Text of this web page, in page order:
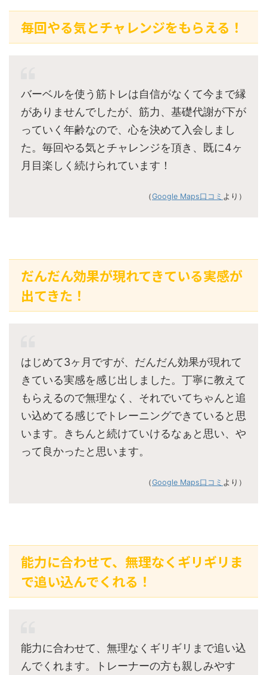
毎回やる気とチャレンジをもらえる！
バーベルを使う筋トレは自信がなくて今まで縁
がありませんでしたが、筋力、基礎代謝が下が
っていく年齢なので、心を決めて入会しまし
た。毎回やる気とチャレンジを頂き、既に4ヶ
月目楽しく続けられています！
（Google Maps口コミ より）
だんだん効果が現れてきている実感が
出てきた！
はじめて3ヶ月ですが、だんだん効果が現れて
きている実感を感じ出しました。丁寧に教えて
もらえるので無理なく、それでいてちゃんと追
い込めてる感じでトレーニングできていると思
います。きちんと続けていけるなぁと思い、や
って良かったと思います。
（Google Maps口コミ より）
能力に合わせて、無理なくギリギリま
で追い込んでくれる！
能力に合わせて、無理なくギリギリまで追い込
んでくれます。トレーナーの方も親しみやす